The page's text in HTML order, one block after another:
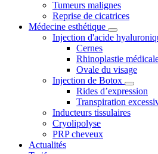
Tumeurs malignes
Reprise de cicatrices
Médecine esthétique
Injection d'acide
Cernes
Rhinoplastie
Ovale du visage
Injection de Botox
Rides d’expression
Transpiration
Inducteurs tissulaires
Cryolipolyse
PRP cheveux
Actualités